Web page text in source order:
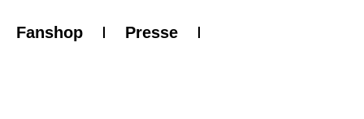
Fanshop Presse